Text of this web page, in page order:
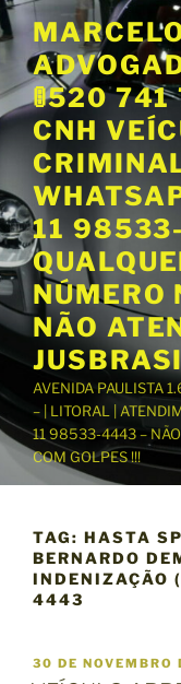
P
u
a
r
r
a
o
c
o
n
t
ú
d
🚦520
CNH
11
NÚMERO
NÃO
AVENIDA PAULISTA
– | LITORAL |
11 98533-4443 – NÃO
COM GOLPES !!!
TAG: HASTA
BERNARDO
INDENIZAÇÃO
4443
P
30 DE NOVEMBRO